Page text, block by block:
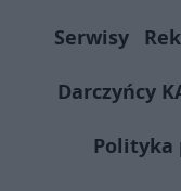
Serwisy
Darczyńcy
Polityka